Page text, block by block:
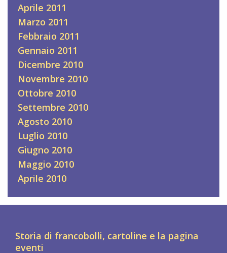
Aprile 2011
Marzo 2011
Febbraio 2011
Gennaio 2011
Dicembre 2010
Novembre 2010
Ottobre 2010
Settembre 2010
Agosto 2010
Luglio 2010
Giugno 2010
Maggio 2010
Aprile 2010
Storia di francobolli, cartoline e la pagina
eventi